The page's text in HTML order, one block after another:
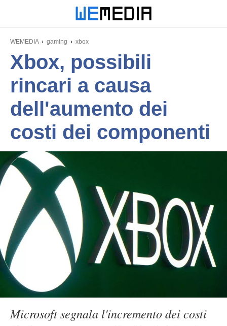
WEMEDIA gaming xbox
Xbox, possibili
rincari a causa
dell'aumento dei
costi dei componenti
Microsoft segnala l'incremento dei costi